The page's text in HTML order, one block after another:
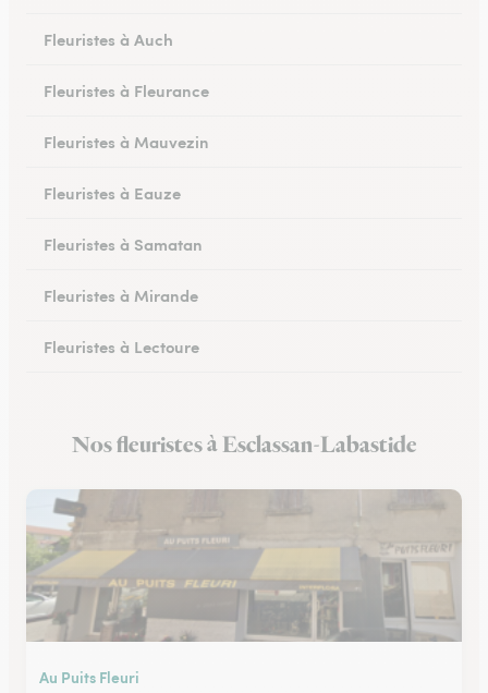
Fleuristes à Auch
Fleuristes à Fleurance
Fleuristes à Mauvezin
Fleuristes à Eauze
Fleuristes à Samatan
Fleuristes à Mirande
Fleuristes à Lectoure
Fleuristes à Saint-Clar
Nos fleuristes à Esclassan-Labastide
Au Puits Fleuri